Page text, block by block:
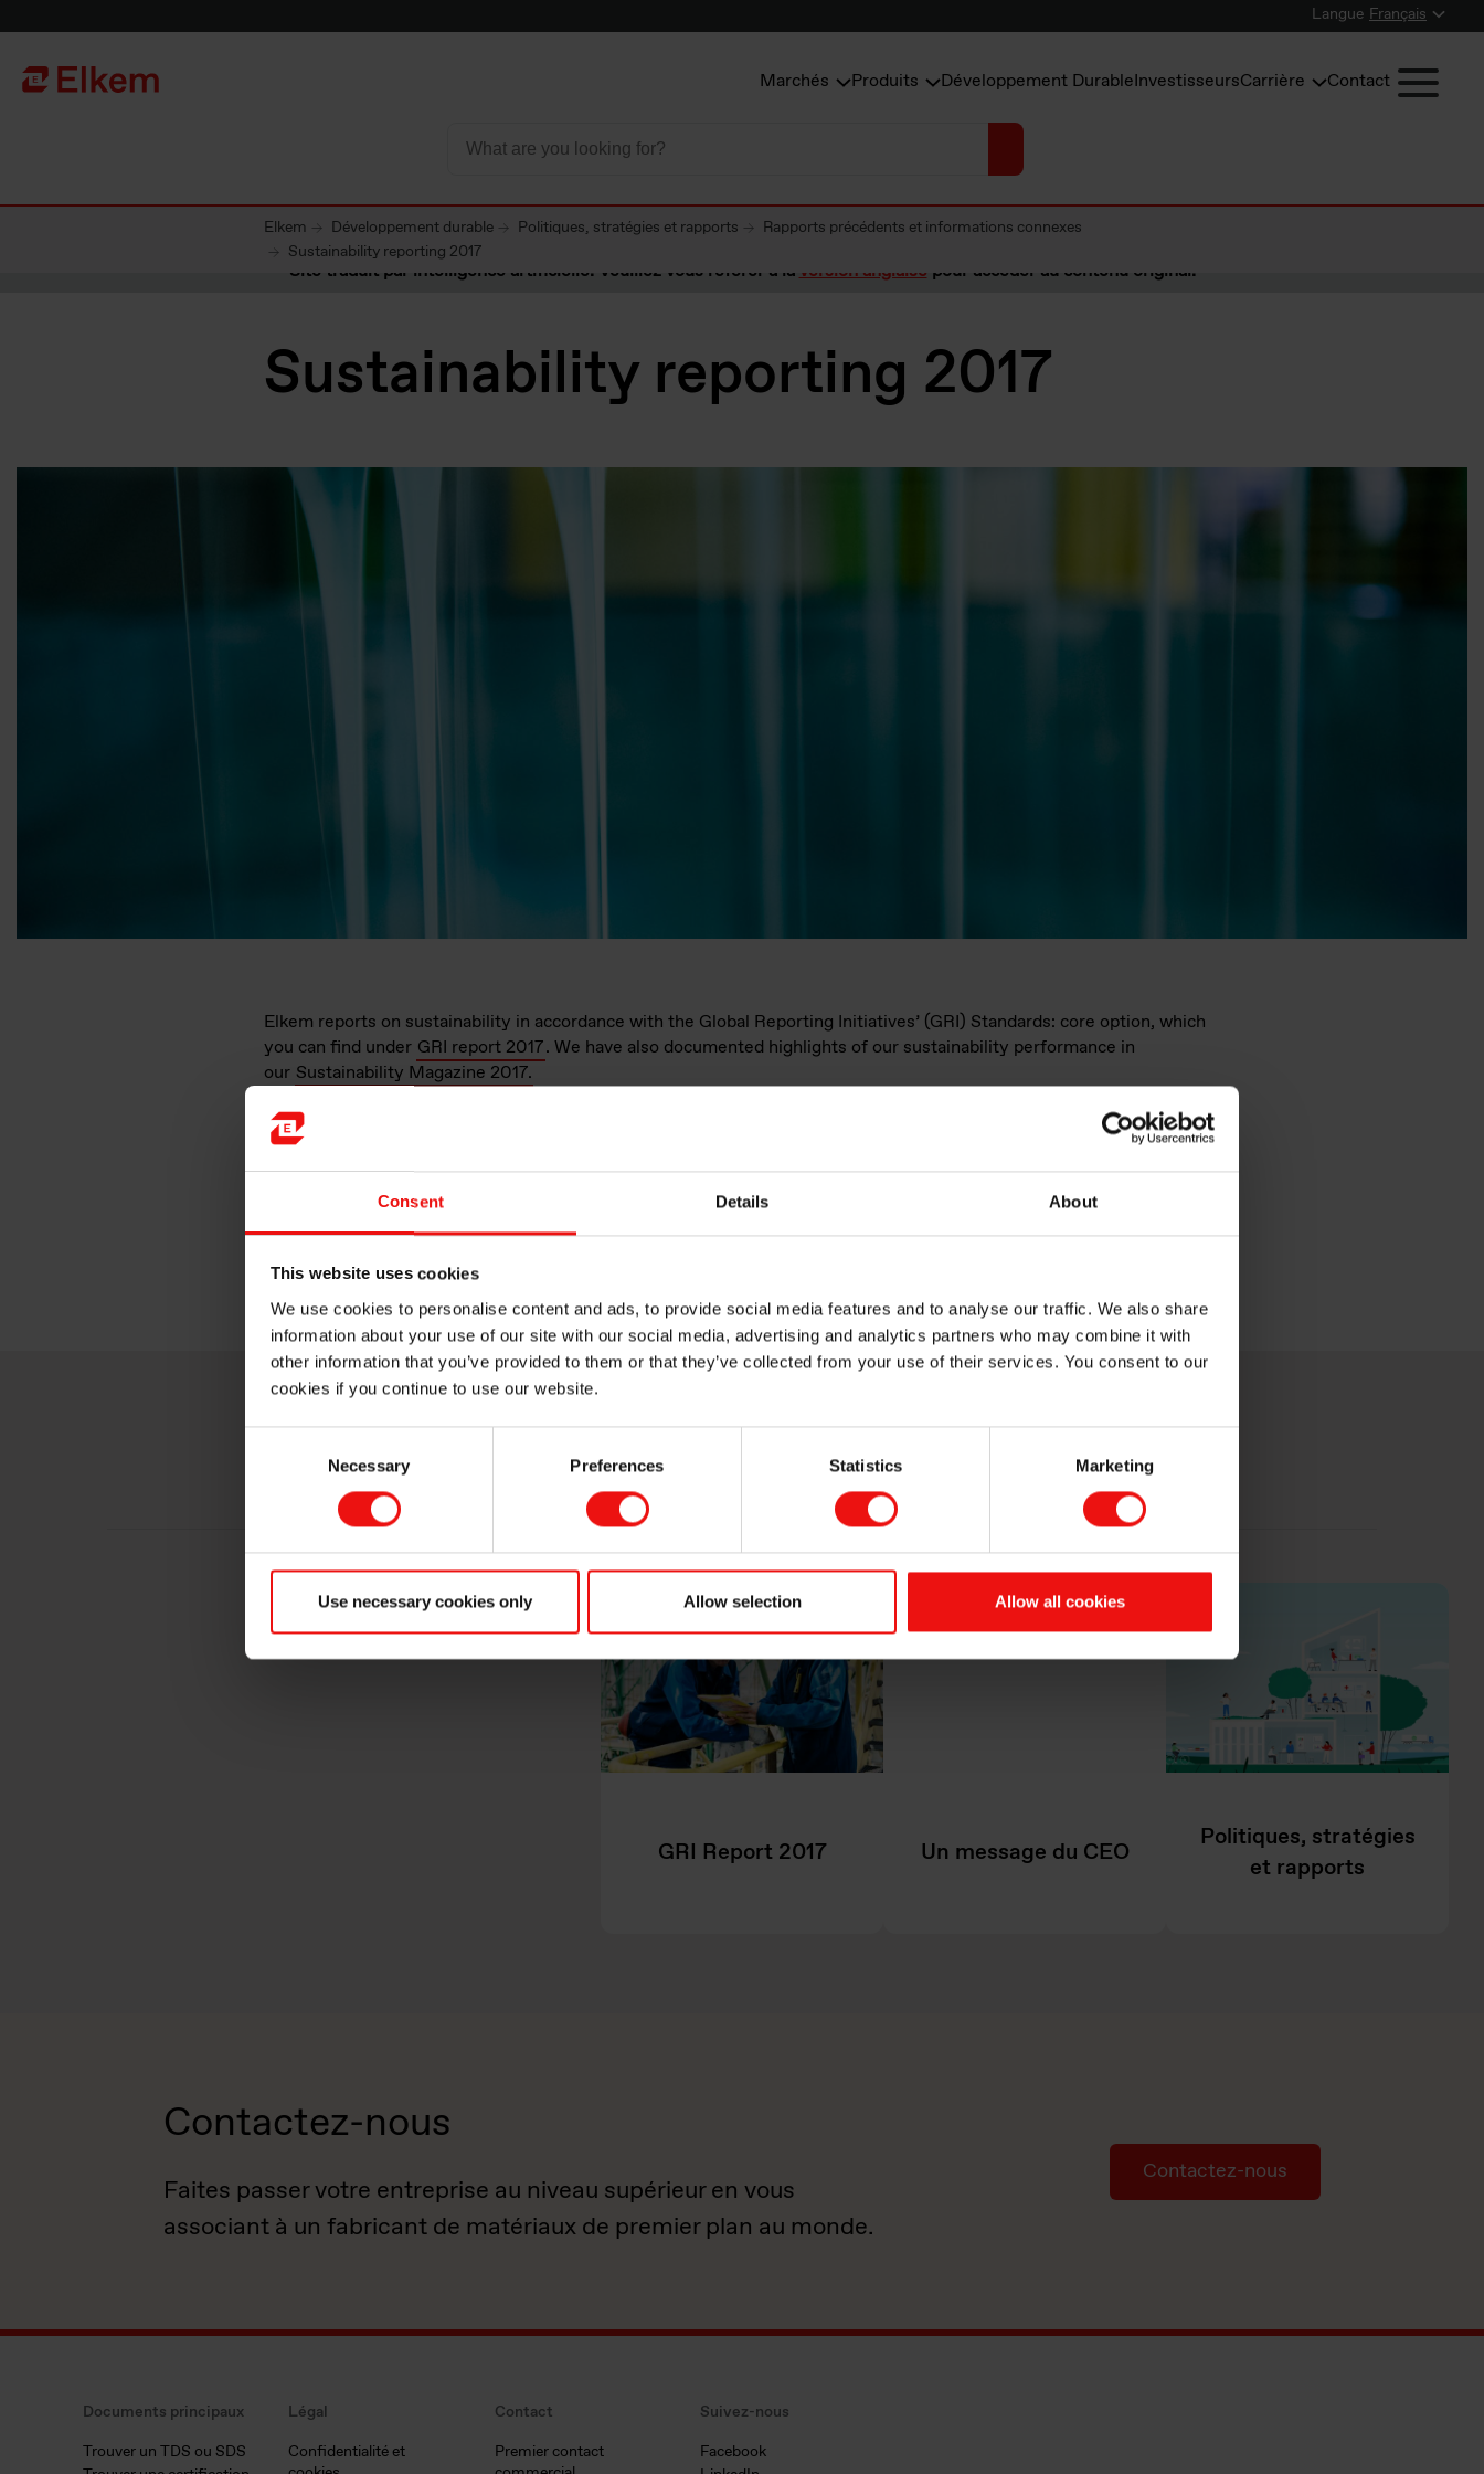
Consent Details About
This website uses cookies
We use cookies to personalise content and ads, to provide social media features and to analyse our traffic. We also share
information about your use of our site with our social media, advertising and analytics partners who may combine it with
other information that you’ve provided to them or that they’ve collected from your use of their services. You consent to our
cookies if you continue to use our website.
Necessary Preferences Statistics Marketing
Use necessary cookies only Allow selection Allow all cookies
Langue Français
Vers la page d'accueil Marchés Produits Développement DurableInvestisseursCarrière Contact
Elkem Développement durable Politiques, stratégies et rapports
Rapports précédents et informations connexes
Sustainability reporting 2017
Site traduit par intelligence artificielle. Veuillez vous référer à la version anglaise pour accéder au contenu original.
Sustainability reporting 2017
Elkem reports on sustainability in accordance with the Global Reporting Initiatives’ (GRI) Standards: core option, which
you can find under GRI report 2017. We have also documented highlights of our sustainability performance in
our Sustainability Magazine 2017.
Elkem GRI INDEX 2017
Elkem Sustainability report 2017
Elkem annual report 2017.pdf
READ MORE
GRI Report 2017 Un message du CEO
Politiques, stratégies
et rapports
Contactez-nous
Faites passer votre entreprise au niveau supérieur en vous
associant à un fabricant de matériaux de premier plan au monde.
Contactez-nous
Documents principaux
Trouver un TDS ou SDS
Légal
Confidentialité et
Contact
Premier contact
Suivez-nous
Facebook